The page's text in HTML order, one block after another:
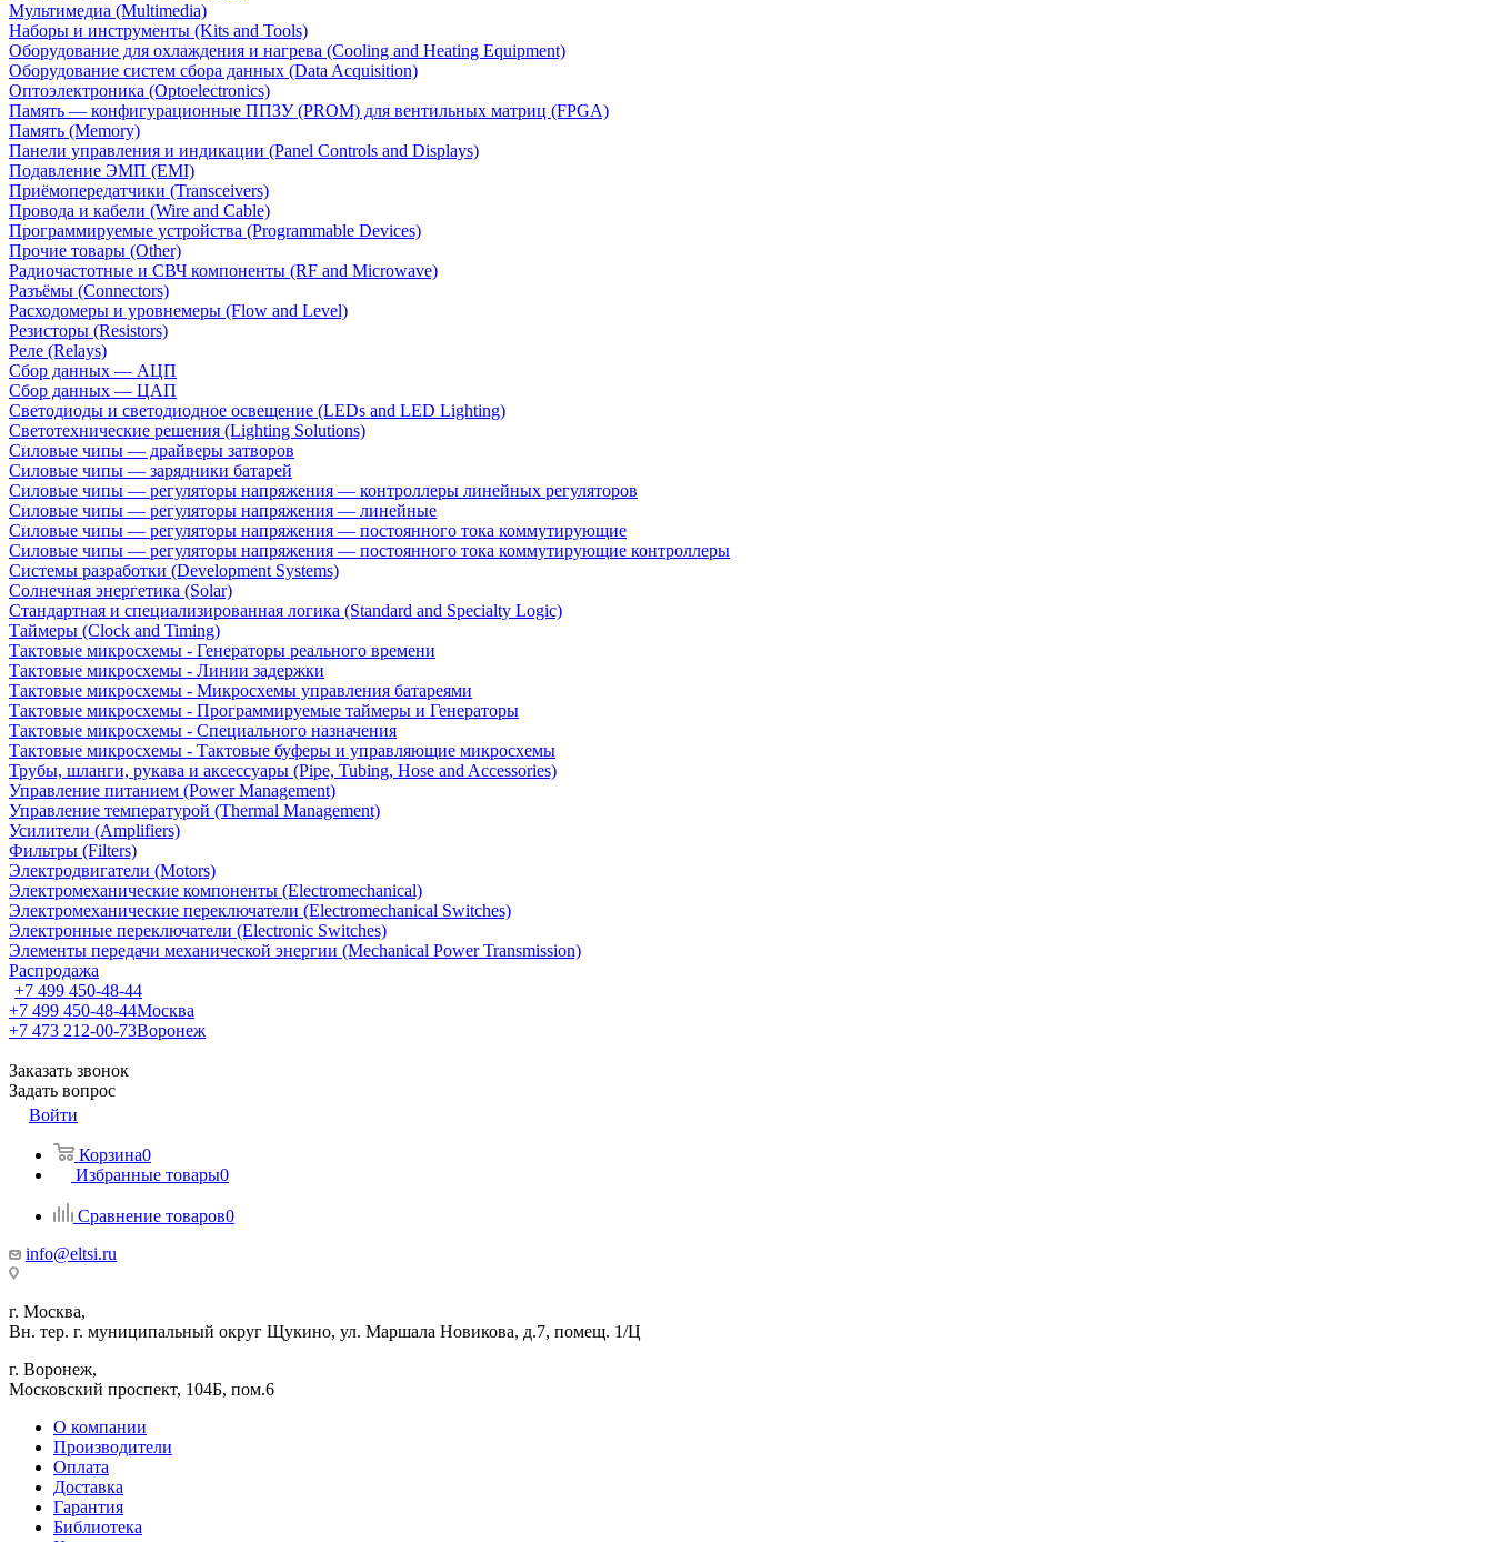
Мультимедиа (Multimedia)
Наборы и инструменты (Kits and Tools)
Оборудование для охлаждения и нагрева (Cooling and Heating Equipment)
Оборудование систем сбора данных (Data Acquisition)
Оптоэлектроника (Optoelectronics)
Память — конфигурационные ППЗУ (PROM) для вентильных матриц (FPGA)
Память (Memory)
Панели управления и индикации (Panel Controls and Displays)
Подавление ЭМП (EMI)
Приёмопередатчики (Transceivers)
Провода и кабели (Wire and Cable)
Программируемые устройства (Programmable Devices)
Прочие товары (Other)
Радиочастотные и СВЧ компоненты (RF and Microwave)
Разъёмы (Connectors)
Расходомеры и уровнемеры (Flow and Level)
Резисторы (Resistors)
Реле (Relays)
Сбор данных — АЦП
Сбор данных — ЦАП
Светодиоды и светодиодное освещение (LEDs and LED Lighting)
Светотехнические решения (Lighting Solutions)
Силовые чипы — драйверы затворов
Силовые чипы — зарядники батарей
Силовые чипы — регуляторы напряжения — контроллеры линейных регуляторов
Силовые чипы — регуляторы напряжения — линейные
Силовые чипы — регуляторы напряжения — постоянного тока коммутирующие
Силовые чипы — регуляторы напряжения — постоянного тока коммутирующие контроллеры
Системы разработки (Development Systems)
Солнечная энергетика (Solar)
Стандартная и специализированная логика (Standard and Specialty Logic)
Таймеры (Clock and Timing)
Тактовые микросхемы - Генераторы реального времени
Тактовые микросхемы - Линии задержки
Тактовые микросхемы - Микросхемы управления батареями
Тактовые микросхемы - Программируемые таймеры и Генераторы
Тактовые микросхемы - Специального назначения
Тактовые микросхемы - Тактовые буферы и управляющие микросхемы
Трубы, шланги, рукава и аксессуары (Pipe, Tubing, Hose and Accessories)
Управление питанием (Power Management)
Управление температурой (Thermal Management)
Усилители (Amplifiers)
Фильтры (Filters)
Электродвигатели (Motors)
Электромеханические компоненты (Electromechanical)
Электромеханические переключатели (Electromechanical Switches)
Электронные переключатели (Electronic Switches)
Элементы передачи механической энергии (Mechanical Power Transmission)
Распродажа
+7 499 450-48-44
+7 499 450-48-44Москва
+7 473 212-00-73Воронеж
Заказать звонок
Задать вопрос
Войти
Корзина0
Избранные товары0
Сравнение товаров0
info@eltsi.ru
г. Москва,
Вн. тер. г. муниципальный округ Щукино, ул. Маршала Новикова, д.7, помещ. 1/Ц
г. Воронеж,
​Московский проспект, 104Б, пом.6
О компании
Производители
Оплата
Доставка
Гарантия
Библиотека